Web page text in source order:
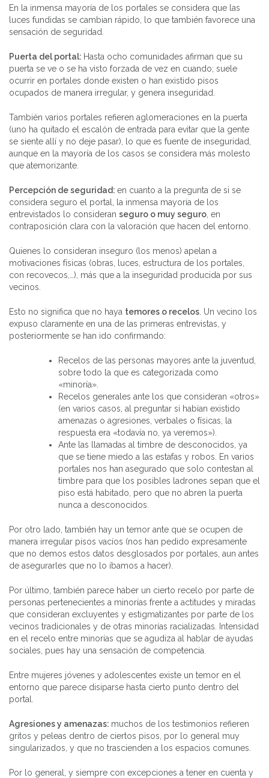
En la inmensa mayoría de los portales se considera que las
luces fundidas se cambian rápido, lo que también favorece una
sensación de seguridad.
Puerta del portal: Hasta ocho comunidades afirman que su
puerta se ve o se ha visto forzada de vez en cuando; suele
ocurrir en portales donde existen o han existido pisos
ocupados de manera irregular, y genera inseguridad.
También varios portales refieren aglomeraciones en la puerta
(uno ha quitado el escalón de entrada para evitar que la gente
se siente allí y no deje pasar), lo que es fuente de inseguridad,
aunque en la mayoría de los casos se considera más molesto
que atemorizante.
Percepción de seguridad: en cuanto a la pregunta de si se
considera seguro el portal, la inmensa mayoría de los
entrevistados lo consideran seguro o muy seguro , en
contraposición clara con la valoración que hacen del entorno.
Quienes lo consideran inseguro (los menos) apelan a
motivaciones físicas (obras, luces, estructura de los portales,
con recovecos,…), más que a la inseguridad producida por sus
vecinos.
Esto no significa que no haya temores o recelos . Un vecino los
expuso claramente en una de las primeras entrevistas, y
posteriormente se han ido confirmando:
Recelos de las personas mayores ante la juventud,
sobre todo la que es categorizada como
«minoría».
Recelos generales ante los que consideran «otros»
(en varios casos, al preguntar si habían existido
amenazas o agresiones, verbales o físicas, la
respuesta era «todavía no, ya veremos»).
Ante las llamadas al timbre de desconocidos, ya
que se tiene miedo a las estafas y robos. En varios
portales nos han asegurado que solo contestan al
timbre para que los posibles ladrones sepan que el
piso está habitado, pero que no abren la puerta
nunca a desconocidos.
Por otro lado, también hay un temor ante que se ocupen de
manera irregular pisos vacíos (nos han pedido expresamente
que no demos estos datos desglosados por portales, aun antes
de asegurarles que no lo íbamos a hacer).
Por último, también parece haber un cierto recelo por parte de
personas pertenecientes a minorías frente a actitudes y miradas
que consideran excluyentes y estigmatizantes por parte de los
vecinos tradicionales y de otras minorías racializadas. Intensidad
en el recelo entre minorías que se agudiza al hablar de ayudas
sociales, pues hay una sensación de competencia.
Entre mujeres jóvenes y adolescentes existe un temor en el
entorno que parece disiparse hasta cierto punto dentro del
portal.
Agresiones y amenazas: muchos de los testimonios refieren
gritos y peleas dentro de ciertos pisos, por lo general muy
singularizados, y que no trascienden a los espacios comunes.
Por lo general, y siempre con excepciones a tener en cuenta y